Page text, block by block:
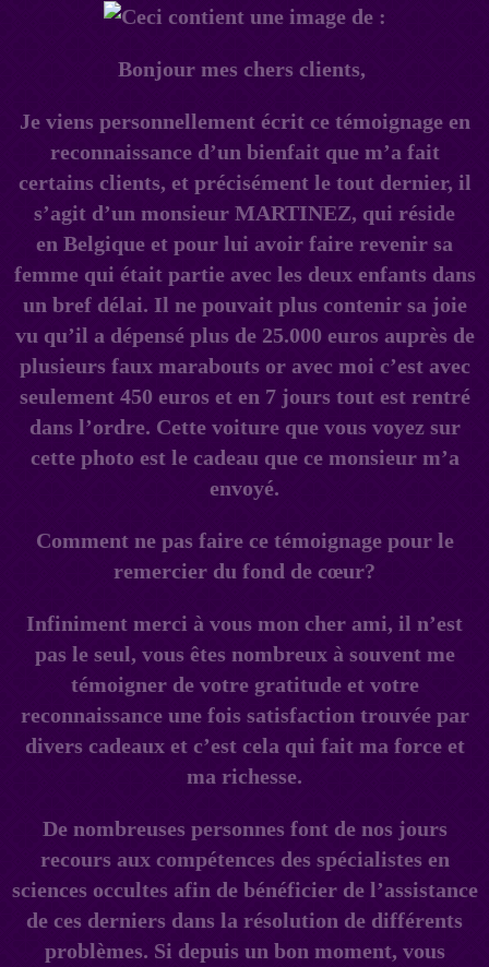
Bonjour mes chers clients,
Je viens personnellement écrit ce témoignage en
reconnaissance d’un bienfait que m’a fait
certains clients, et précisément le tout dernier, il
s’agit d’un monsieur MARTINEZ, qui réside
en Belgique et pour lui avoir faire revenir sa
femme qui était partie avec les deux enfants dans
un bref délai. Il ne pouvait plus contenir sa joie
vu qu’il a dépensé plus de 25.000 euros auprès de
plusieurs faux marabouts or avec moi c’est avec
seulement 450 euros et en 7 jours tout est rentré
dans l’ordre. Cette voiture que vous voyez sur
cette photo est le cadeau que ce monsieur m’a
envoyé.
Comment ne pas faire ce témoignage pour le
remercier du fond de cœur?
Infiniment merci à vous mon cher ami, il n’est
pas le seul, vous êtes nombreux à souvent me
témoigner de votre gratitude et votre
reconnaissance une fois satisfaction trouvée par
divers cadeaux et c’est cela qui fait ma force et
ma richesse.
De nombreuses personnes font de nos jours
recours aux compétences des spécialistes en
sciences occultes afin de bénéficier de l’assistance
de ces derniers dans la résolution de différents
problèmes. Si depuis un bon moment, vous